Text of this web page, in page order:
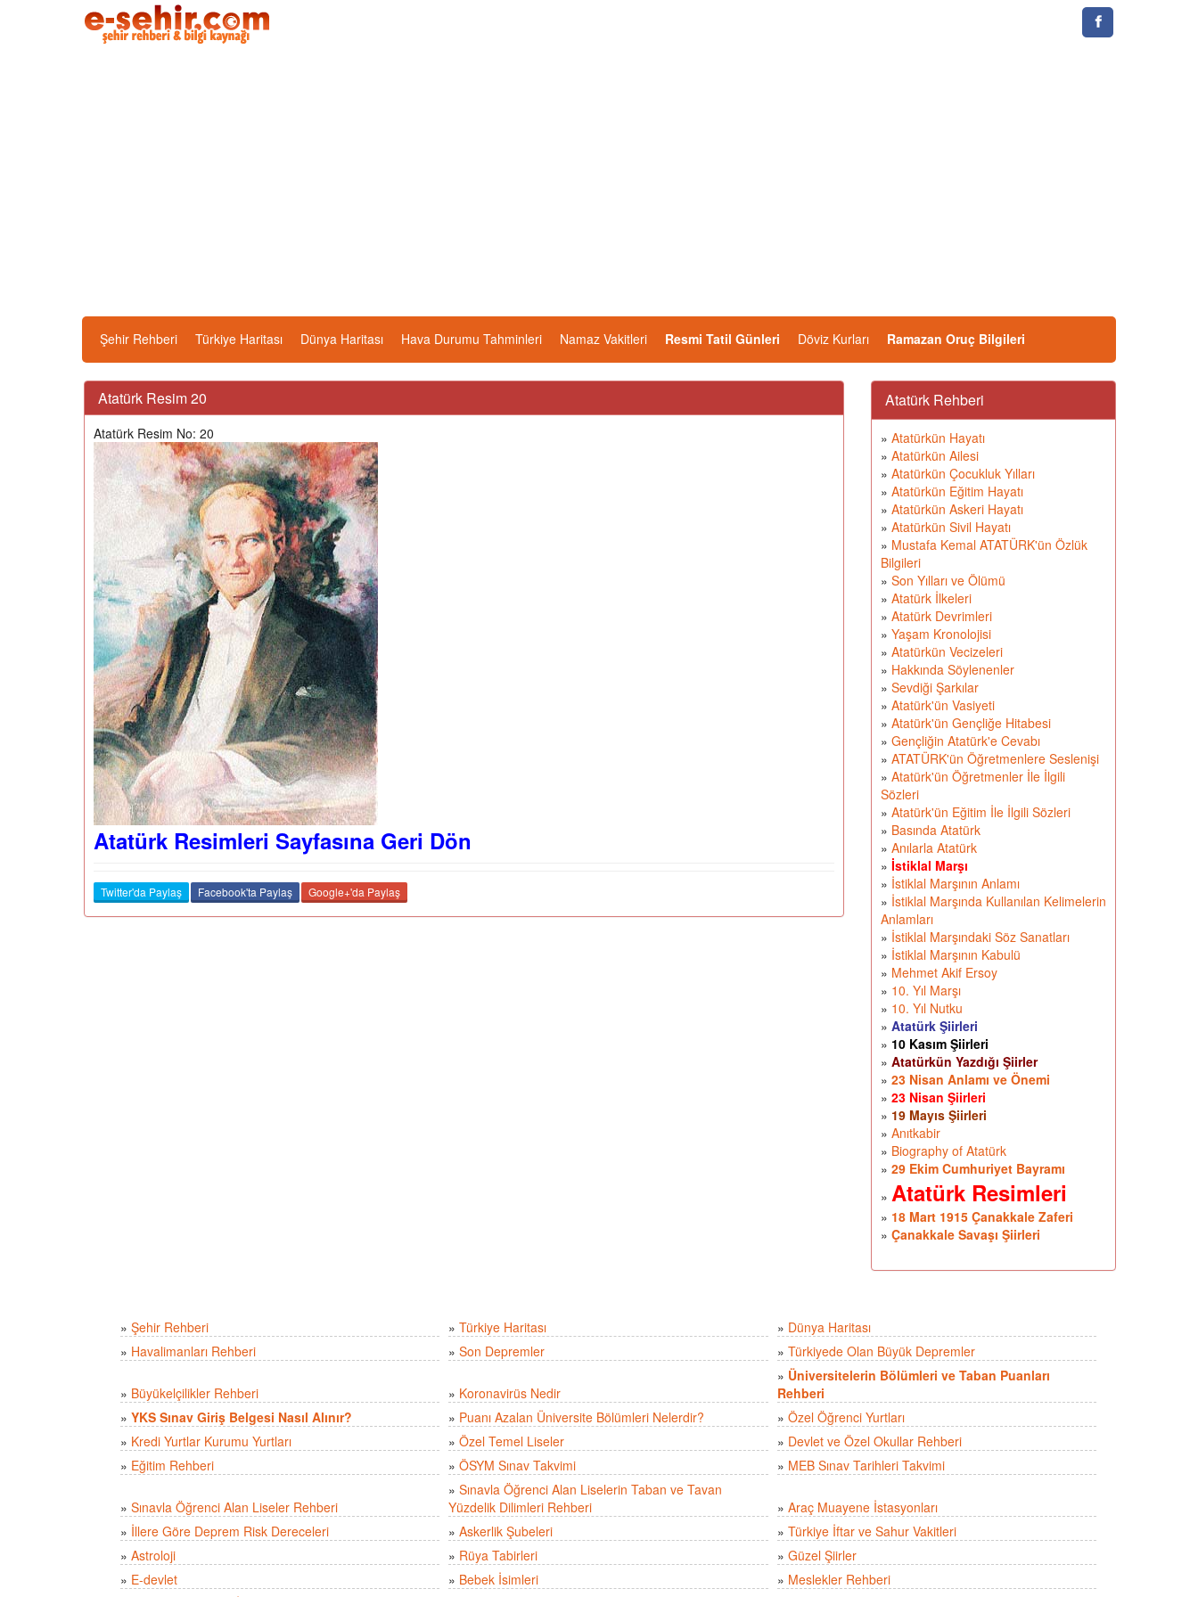
Şehir Rehberi Türkiye Haritası Dünya Haritası Hava Durumu Tahminleri Namaz Vakitleri Resmi Tatil Günleri Döviz Kurları Ramazan Oruç Bilgileri
Atatürk Resim 20
Atatürk Resim No: 20
Atatürk Resimleri Sayfasına Geri Dön
Twitter'da Paylaş Facebook'ta Paylaş Google+'da Paylaş
Atatürk Rehberi
» Atatürkün Hayatı
» Atatürkün Ailesi
» Atatürkün Çocukluk Yılları
» Atatürkün Eğitim Hayatı
» Atatürkün Askeri Hayatı
» Atatürkün Sivil Hayatı
» Mustafa Kemal ATATÜRK'ün Özlük
Bilgileri
» Son Yılları ve Ölümü
» Atatürk İlkeleri
» Atatürk Devrimleri
» Yaşam Kronolojisi
» Atatürkün Vecizeleri
» Hakkında Söylenenler
» Sevdiği Şarkılar
» Atatürk'ün Vasiyeti
» Atatürk'ün Gençliğe Hitabesi
» Gençliğin Atatürk'e Cevabı
» ATATÜRK'ün Öğretmenlere Seslenişi
» Atatürk'ün Öğretmenler İle İlgili
Sözleri
» Atatürk'ün Eğitim İle İlgili Sözleri
» Basında Atatürk
» Anılarla Atatürk
» İstiklal Marşı
» İstiklal Marşının Anlamı
» İstiklal Marşında Kullanılan Kelimelerin
Anlamları
» İstiklal Marşındaki Söz Sanatları
» İstiklal Marşının Kabulü
» Mehmet Akif Ersoy
» 10. Yıl Marşı
» 10. Yıl Nutku
» Atatürk Şiirleri
» 10 Kasım Şiirleri
» Atatürkün Yazdığı Şiirler
» 23 Nisan Anlamı ve Önemi
» 23 Nisan Şiirleri
» 19 Mayıs Şiirleri
» Anıtkabir
» Biography of Atatürk
» 29 Ekim Cumhuriyet Bayramı
» Atatürk Resimleri
» 18 Mart 1915 Çanakkale Zaferi
» Çanakkale Savaşı Şiirleri
» Şehir Rehberi » Türkiye Haritası » Dünya Haritası
» Havalimanları Rehberi » Son Depremler » Türkiyede Olan Büyük Depremler
» Büyükelçilikler Rehberi » Koronavirüs Nedir
» Üniversitelerin Bölümleri ve Taban Puanları
Rehberi
» YKS Sınav Giriş Belgesi Nasıl Alınır? » Puanı Azalan Üniversite Bölümleri Nelerdir? » Özel Öğrenci Yurtları
» Kredi Yurtlar Kurumu Yurtları » Özel Temel Liseler » Devlet ve Özel Okullar Rehberi
» Eğitim Rehberi » ÖSYM Sınav Takvimi » MEB Sınav Tarihleri Takvimi
» Sınavla Öğrenci Alan Liseler Rehberi
» Sınavla Öğrenci Alan Liselerin Taban ve Tavan
Yüzdelik Dilimleri Rehberi
» Araç Muayene İstasyonları
» İllere Göre Deprem Risk Dereceleri » Askerlik Şubeleri » Türkiye İftar ve Sahur Vakitleri
» Astroloji » Rüya Tabirleri » Güzel Şiirler
» E-devlet » Bebek İsimleri » Meslekler Rehberi